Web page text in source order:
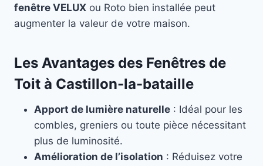
fenêtre VELUX ou Roto bien installée peut
augmenter la valeur de votre maison.
Les Avantages des Fenêtres de
Toit à Castillon-la-bataille
Apport de lumière naturelle : Idéal pour les
combles, greniers ou toute pièce nécessitant
plus de luminosité.
Amélioration de l’isolation : Réduisez votre